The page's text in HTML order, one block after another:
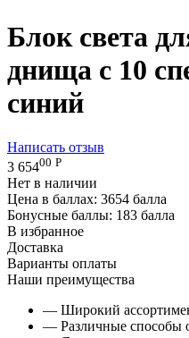
Блок света
днища с 10
синий
Написать отзыв
3 65400 Р
Нет в наличии
Цена в баллах: 3654 балла
Бонусные баллы: 183 балла
В избранное
Доставка
Варианты оплаты
Наши преимущества
— Широкий
— Различные способы